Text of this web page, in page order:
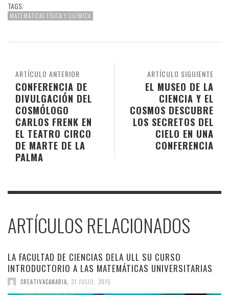
TAGS:
MATEMÁTICAS FÍSICA Y QUÍMICA
ARTÍCULO SIGUIENTE
EL MUSEO DE LA
CIENCIA Y EL
COSMOS DESCUBRE
LOS SECRETOS DEL
CIELO EN UNA
CONFERENCIA
ARTÍCULO ANTERIOR
CONFERENCIA DE
DIVULGACIÓN DEL
COSMÓLOGO
CARLOS FRENK EN
EL TEATRO CIRCO
DE MARTE DE LA
PALMA
ARTÍCULOS RELACIONADOS
LA FACULTAD DE CIENCIAS DELA ULL SU CURSO
INTRODUCTORIO A LAS MATEMÁTICAS UNIVERSITARIAS
CREATIVACANARIA 31 JULIO, 2015